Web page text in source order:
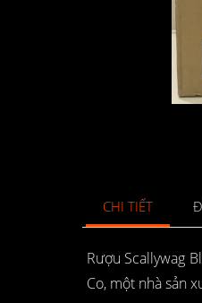
CHI TIẾT
Rượu Scallywag
Co, một nhà sản